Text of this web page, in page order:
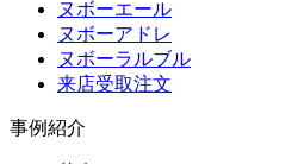
ヌボーエール
ヌボーアドレ
ヌボーラルブル
来店受取注文
事例紹介